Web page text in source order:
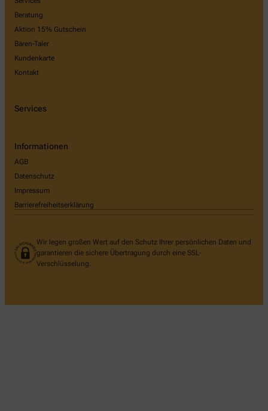
Beratung
Aktion 15% Gutschein
Bären-Taler
Kundenkarte
Kontakt
Services
Informationen
AGB
Datenschutz
Impressum
Barrierefreiheitserklärung
Wir legen großen Wert auf den Schutz Ihrer persönlichen Daten und
garantieren die sichere Übertragung durch eine SSL-
Verschlüsselung.